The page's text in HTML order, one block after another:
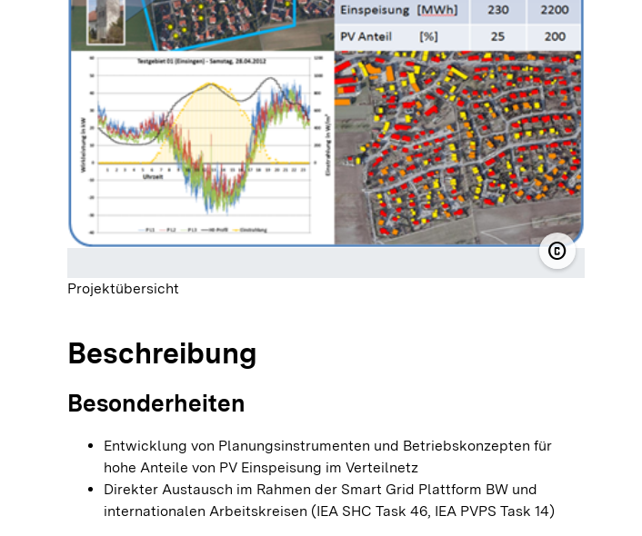
copyright© SWU
Projektübersicht
Beschreibung
Besonderheiten
Entwicklung von Planungsinstrumenten und Betriebskonzepten für
hohe Anteile von PV Einspeisung im Verteilnetz
Direkter Austausch im Rahmen der Smart Grid Plattform BW und
internationalen Arbeitskreisen (IEA SHC Task 46, IEA PVPS Task 14)